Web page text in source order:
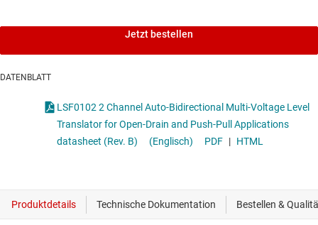
Jetzt bestellen
DATENBLATT
LSF0102 2 Channel Auto-Bidirectional Multi-Voltage Level
Translator for Open-Drain and Push-Pull Applications
datasheet (Rev. B)
(Englisch) PDF | HTML